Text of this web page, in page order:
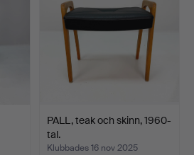
PALL, teak och skinn, 1960-
tal.
Klubbades 16 nov 2025